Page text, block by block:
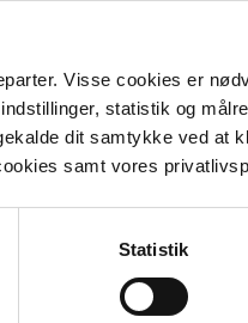
Visse cookies er
statistik og
dit samtykke ved at
samt vores
Statistik